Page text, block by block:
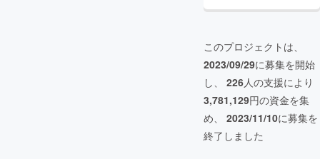
このプロジェクトは、
2023/09/29に募集を開始
し、 226人の支援により
3,781,129円の資金を集
め、 2023/11/10に募集を
終了しました